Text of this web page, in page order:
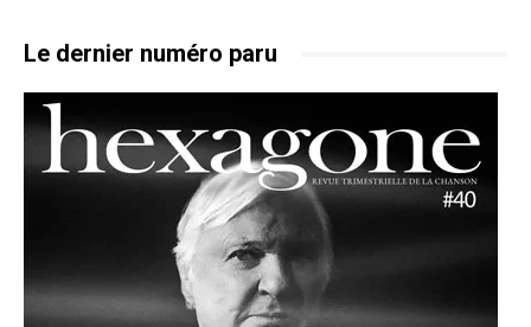
Le dernier numéro paru